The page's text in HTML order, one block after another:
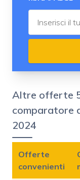
Altre offerte
comparatore
2024
Offerte
convenienti